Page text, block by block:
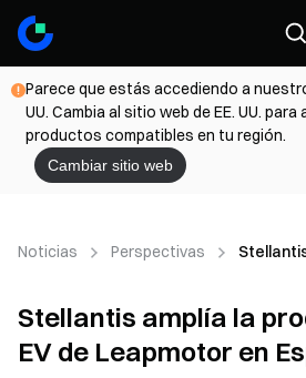
Parece que estás accediendo a
UU. Cambia al sitio web de EE. UU.
productos compatibles en tu región.
Cambiar sitio web
Noticias Perspectivas
Stellantis amplía la
EV de Leapmotor en